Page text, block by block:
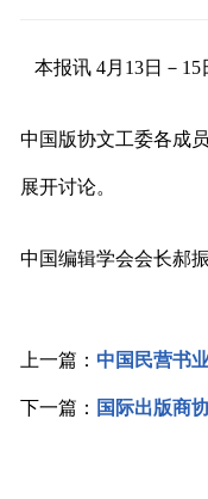
本报讯 4月13日－15
中国版协文工委各成
展开讨论。
中国编辑学会会长郝
上一篇： 中国民营书
下一篇： 国际出版商